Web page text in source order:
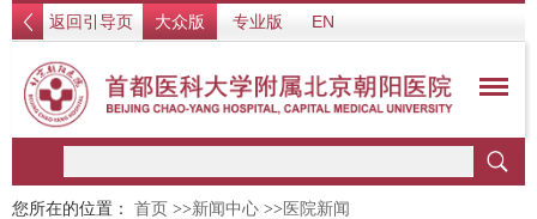
返回引导页 大众版 专业版 EN
您所在的位置： 首页 >>新闻中心 >> 医院新闻